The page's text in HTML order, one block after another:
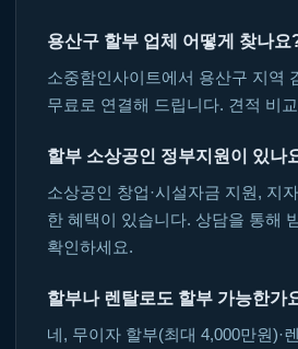
용산구 할부 업체 어떻게 찾나요
소중함인사이트에서 용산구 지역
무료로 연결해 드립니다. 견적 비
할부 소상공인 정부지원이 있나
소상공인 창업·시설자금 지원, 지
한 혜택이 있습니다. 상담을 통해
확인하세요.
할부나 렌탈로도 할부 가능한가
네, 무이자 할부(최대 4,000만원)·